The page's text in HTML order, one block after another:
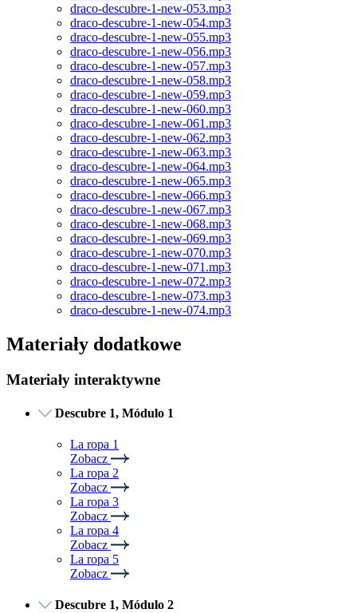
draco-descubre-1-new-053.mp3
draco-descubre-1-new-054.mp3
draco-descubre-1-new-055.mp3
draco-descubre-1-new-056.mp3
draco-descubre-1-new-057.mp3
draco-descubre-1-new-058.mp3
draco-descubre-1-new-059.mp3
draco-descubre-1-new-060.mp3
draco-descubre-1-new-061.mp3
draco-descubre-1-new-062.mp3
draco-descubre-1-new-063.mp3
draco-descubre-1-new-064.mp3
draco-descubre-1-new-065.mp3
draco-descubre-1-new-066.mp3
draco-descubre-1-new-067.mp3
draco-descubre-1-new-068.mp3
draco-descubre-1-new-069.mp3
draco-descubre-1-new-070.mp3
draco-descubre-1-new-071.mp3
draco-descubre-1-new-072.mp3
draco-descubre-1-new-073.mp3
draco-descubre-1-new-074.mp3
Materiały dodatkowe
Materiały interaktywne
Descubre 1, Módulo 1
La ropa 1
Zobacz
La ropa 2
Zobacz
La ropa 3
Zobacz
La ropa 4
Zobacz
La ropa 5
Zobacz
Descubre 1, Módulo 2